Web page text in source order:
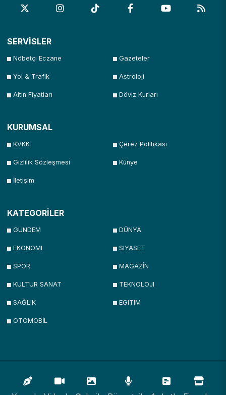
SERVİSLER
Nöbetçi Eczane Gazeteler
Yol & Trafik Astroloji
Altın Fiyatları Döviz Kurları
KURUMSAL
KVKK Çerez Politikası
Gizlilik Sözleşmesi Künye
İletişim
KATEGORİLER
GUNDEM DÜNYA
EKONOMI SIYASET
SPOR MAGAZİN
KULTUR SANAT TEKNOLOJI
SAĞLIK EGITIM
OTOMOBİL